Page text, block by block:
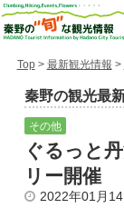
Top> 最新観光情報 >
秦野の観光最
その他
ぐるっと
リー開催
2022年01月14